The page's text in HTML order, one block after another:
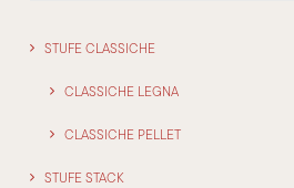
STUFE CLASSICHE
CLASSICHE LEGNA
CLASSICHE PELLET
STUFE STACK